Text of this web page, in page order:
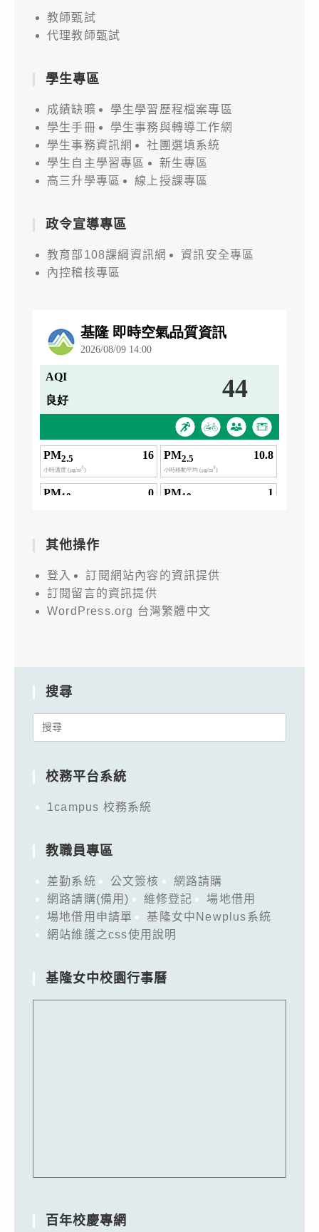
教師甄試
代理教師甄試
學生專區
成績缺曠
學生學習歷程檔案專區
學生手冊
學生事務與轉導工作網
學生事務資訊網
社團選填系統
學生自主學習專區
新生專區
高三升學專區
線上授課專區
政令宣導專區
教育部108課綱資訊網
資訊安全專區
內控稽核專區
其他操作
登入
訂閱網站內容的資訊提供
訂閱留言的資訊提供
WordPress.org 台灣繁體中文
搜尋
Search
校務平台系統
1campus 校務系統
教職員專區
差勤系統 公文簽核
網路請購
網路請購(備用)
維修登記
場地借用
場地借用申請單
基隆女中Newplus系統
網站維護之css使用說明
基隆女中校園行事曆
百年校慶專網